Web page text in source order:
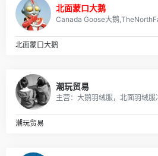
北面蒙口大鹅
北面蒙口大鹅
潮玩贸易
潮玩贸易